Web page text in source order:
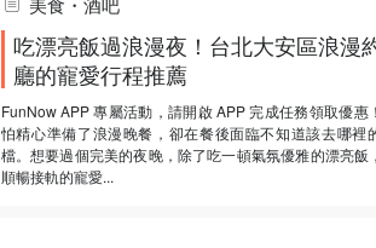
吃漂亮飯過浪漫夜！台北大安區浪漫
廳的寵愛行程推薦
FunNow APP 專屬活動，請開啟 APP 完成任務領取優惠
怕精心準備了浪漫晚餐，卻在餐後面臨不知道該去哪裡
檔。想要過個完美的夜晚，除了吃一頓氣氛優雅的漂亮飯
順暢接軌的寵愛...